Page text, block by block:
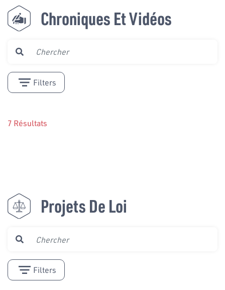
Chroniques Et Vidéos
Filters
7 Résultats
Projets De Loi
Filters